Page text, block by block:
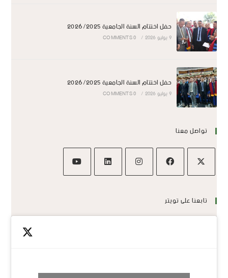
حفل اختتام السنة الجامعية 2026/2025
9 يوليو 2026 /
0 COMMENTS
حفل اختتام السنة الجامعية 2026/2025
9 يوليو 2026 /
0 COMMENTS
تواصل معنا
تابعنا على تويتر